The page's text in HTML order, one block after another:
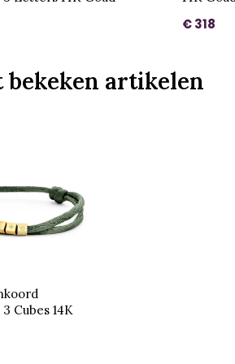
€ 318
bekeken artikelen
Cubes 14K